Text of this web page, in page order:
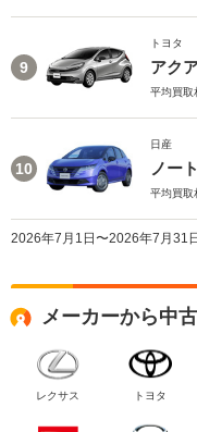
9
トヨタ
アク
平均買取
10
日産
ノート
平均買取
2026年7月1日〜2026年7月31
メーカーから中
レクサス トヨタ